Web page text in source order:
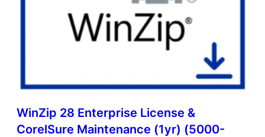
WinZip 28 Enterprise License &
CorelSure Maintenance (1yr) (5000-